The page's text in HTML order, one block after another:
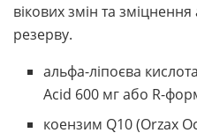
вікових змін та
резерву.
альфа-ліпоєва
Acid 600 мг або R-
коензим Q10 (Orzax